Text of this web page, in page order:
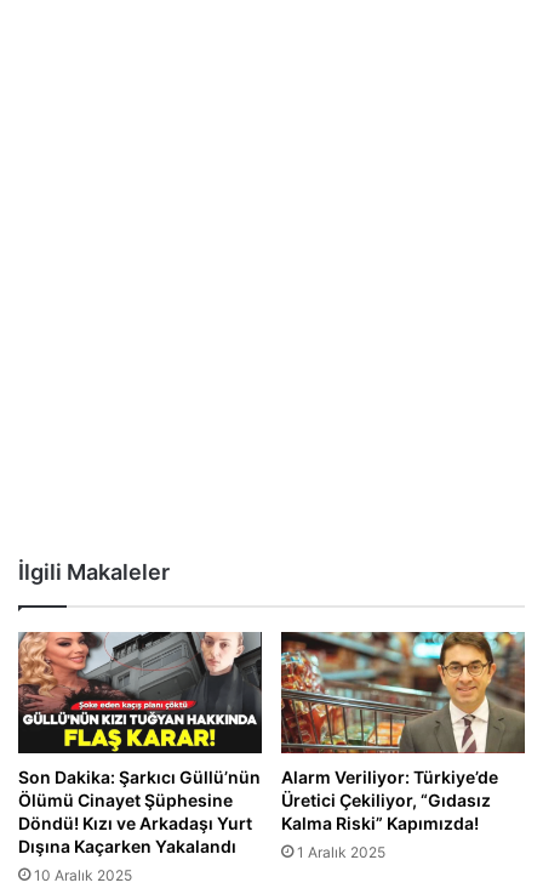
İlgili Makaleler
Son Dakika: Şarkıcı Güllü’nün
Ölümü Cinayet Şüphesine
Döndü! Kızı ve Arkadaşı Yurt
Dışına Kaçarken Yakalandı
10 Aralık 2025
Alarm Veriliyor: Türkiye’de
Üretici Çekiliyor, “Gıdasız
Kalma Riski” Kapımızda!
1 Aralık 2025